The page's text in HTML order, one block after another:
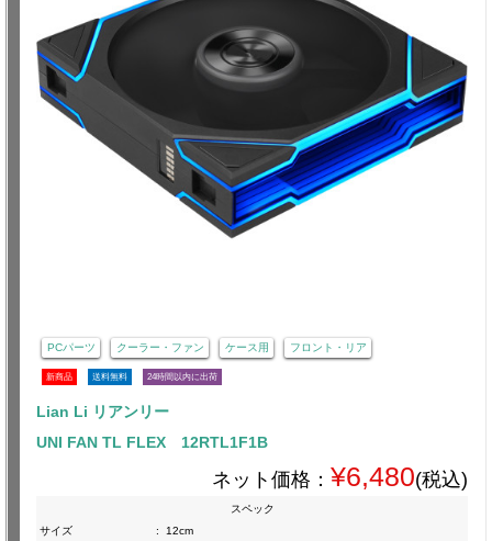
PCパーツ クーラー・ファン ケース用 フロント・リア
新商品 送料無料 24時間以内に出荷
Lian Li リアンリー
UNI FAN TL FLEX 12RTL1F1B
ネット価格： ¥6,480(税込)
スペック
サイズ
:
12cm